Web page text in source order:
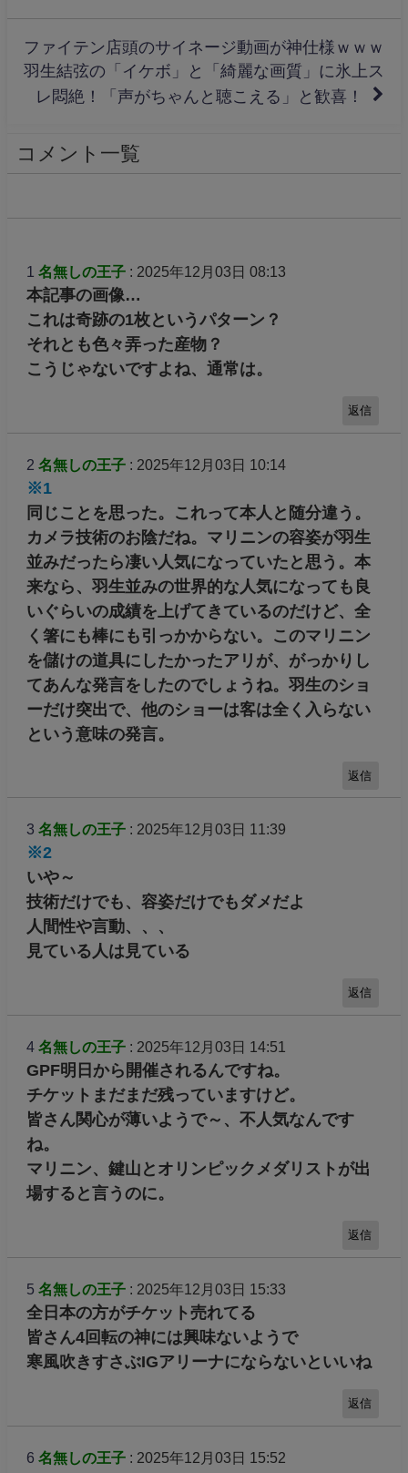
ファイテン店頭のサイネージ動画が神仕様ｗｗｗ
羽生結弦の「イケボ」と「綺麗な画質」に氷上ス
レ悶絶！「声がちゃんと聴こえる」と歓喜！
コメント一覧
1 名無しの王子: 2025年12月03日 08:13
本記事の画像…
これは奇跡の1枚というパターン？
それとも色々弄った産物？
こうじゃないですよね、通常は。
返信
2 名無しの王子: 2025年12月03日 10:14
※1
同じことを思った。これって本人と随分違う。
カメラ技術のお陰だね。マリニンの容姿が羽生
並みだったら凄い人気になっていたと思う。本
来なら、羽生並みの世界的な人気になっても良
いぐらいの成績を上げてきているのだけど、全
く箸にも棒にも引っかからない。このマリニン
を儲けの道具にしたかったアリが、がっかりし
てあんな発言をしたのでしょうね。羽生のショ
ーだけ突出で、他のショーは客は全く入らない
という意味の発言。
返信
3 名無しの王子: 2025年12月03日 11:39
※2
いや～
技術だけでも、容姿だけでもダメだよ
人間性や言動、、、
見ている人は見ている
返信
4 名無しの王子: 2025年12月03日 14:51
GPF明日から開催されるんですね。
チケットまだまだ残っていますけど。
皆さん関心が薄いようで～、不人気なんです
ね。
マリニン、鍵山とオリンピックメダリストが出
場すると言うのに。
返信
5 名無しの王子: 2025年12月03日 15:33
全日本の方がチケット売れてる
皆さん4回転の神には興味ないようで
寒風吹きすさぶIGアリーナにならないといいね
返信
6 名無しの王子: 2025年12月03日 15:52